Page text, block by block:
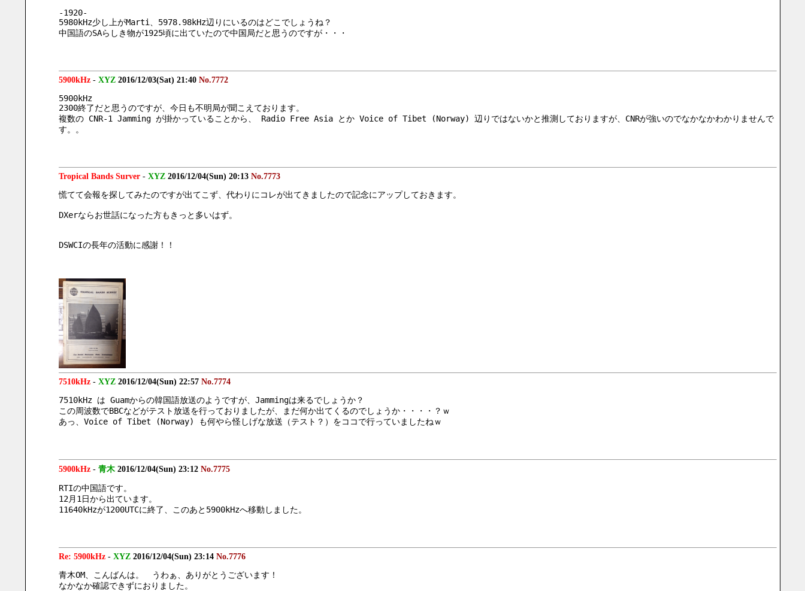
-1920-
5980kHz少し上がMarti、5978.98kHz辺りにいるのはどこでしょうね？
中国語のSAらしき物が1925頃に出ていたので中国局だと思うのですが・・・
5900kHz- XYZ 2016/12/03(Sat) 21:40 No.7772
5900kHz
2300終了だと思うのですが、今日も不明局が聞こえております。
複数の CNR-1 Jamming が掛かっていることから、 Radio Free Asia とか Voice of Tibet (Norway) 辺りではないかと推測しておりますが、CNRが強いのでなかなかわかりませんで
す。。
Tropical Bands Surver- XYZ 2016/12/04(Sun) 20:13 No.7773
慌てて会報を探してみたのですが出てこず、代わりにコレが出てきましたので記念にアップしておきます。
DXerならお世話になった方もきっと多いはず。
DSWCIの長年の活動に感謝！！
7510kHz- XYZ 2016/12/04(Sun) 22:57 No.7774
7510kHz は Guamからの韓国語放送のようですが、Jammingは来るでしょうか？
この周波数でBBCなどがテスト放送を行っておりましたが、まだ何か出てくるのでしょうか・・・・？ｗ
あっ、Voice of Tibet (Norway) も何やら怪しげな放送（テスト？）をココで行っていましたねｗ
5900kHz- 青木 2016/12/04(Sun) 23:12 No.7775
RTIの中国語です。
12月1日から出ています。
11640kHzが1200UTCに終了、このあと5900kHzへ移動しました。
Re: 5900kHz- XYZ 2016/12/04(Sun) 23:14 No.7776
青木OM、こんばんは。　うわぁ、ありがとうございます！
なかなか確認できずにおりました。